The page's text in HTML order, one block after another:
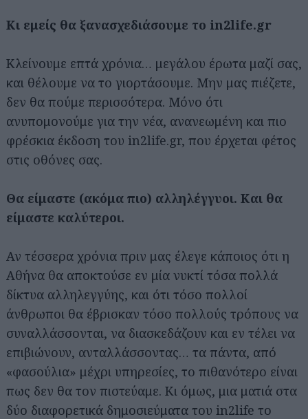
Κι εμείς θα ξανασχεδιάσουμε το in2life.gr
Κλείνουμε επτά χρόνια… μεγάλου έρωτα μαζί σας,
και θέλουμε να το γιορτάσουμε. Μην μας πιέζετε,
δεν θα πούμε περισσότερα. Μόνο ότι
ανυπομονούμε για την νέα, ανανεωμένη και πιο
φρέσκια έκδοση του in2life.gr, που έρχεται φέτος
στις οθόνες σας.
Θα είμαστε (ακόμα πιο) αλληλέγγυοι. Και θα
είμαστε καλύτεροι.
Αν τέσσερα χρόνια πριν μας έλεγε κάποιος ότι η
Αθήνα θα αποκτούσε εν μία νυκτί τόσα πολλά
δίκτυα αλληλεγγύης, και ότι τόσο πολλοί
άνθρωποι θα έβρισκαν τόσο πολλούς τρόπους να
συναλλάσσονται, να διασκεδάζουν και εν τέλει να
επιβιώνουν, ανταλλάσσοντας… τα πάντα, από
«φασούλια» μέχρι υπηρεσίες, το πιθανότερο είναι
πως δεν θα τον πιστεύαμε. Κι όμως, μια ματιά στα
δύο διαφορετικά δημοσιεύματα του in2life το